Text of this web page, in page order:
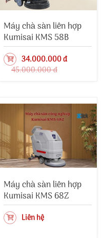
Máy chà sàn liên hợp
Kumisai KMS 58B
34.000.000 đ
45.000.000 đ
Máy chà sàn liên hợp
Kumisai KMS 68Z
Liên hệ